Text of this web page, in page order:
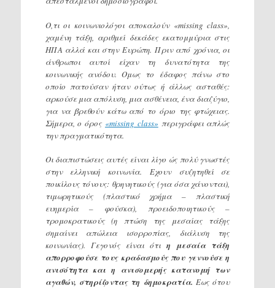
Ο,τι οι κοινωνιολόγοι αποκαλούν «missing class»,
χαμένη τάξη, αριθμεί δεκάδες εκατομμύρια στις
ΗΠΑ αλλά και στην Ευρώπη. Πριν από χρόνια, οι
άνθρωποι αυτοί είχαν τη δυνατότητα της
κοινωνικής ανόδου. Ομως το έδαφος πάνω στο
οποίο πατούσαν ήταν ούτως ή άλλως ασταθές:
αρκούσε μια απόλυση, μια ασθένεια, ένα διαζύγιο,
για να βρεθούν κάτω από το όριο της φτώχειας.
Σήμερα, ο όρος «missing class» περιγράφει απλώς
την πραγματικότητα.
Οι διαπιστώσεις αυτές είναι λίγο ώς πολύ γνωστές
στην ελληνική κοινωνία. Εχουν συζητηθεί σε
ποικίλους τόνους: θρηνητικούς (για όσα χάνονται),
τιμωρητικούς (πλαστικό χρήμα – πλαστική
ευημερία – φούσκα), προειδοποιητικούς –
τρομοκρατικούς (η πτώση της μεσαίας τάξης
σημαίνει απώλεια ισορροπίας, διάλυση της
κοινωνίας). Γεγονός είναι ότιη μεσαία τάξη
απορροφούσε τους κραδασμούς που γεννούσε η
ανισότητα και η ανισομερής κατανομή των
αγαθών, στηρίζοντας τη δημοκρατία. Εως ότου